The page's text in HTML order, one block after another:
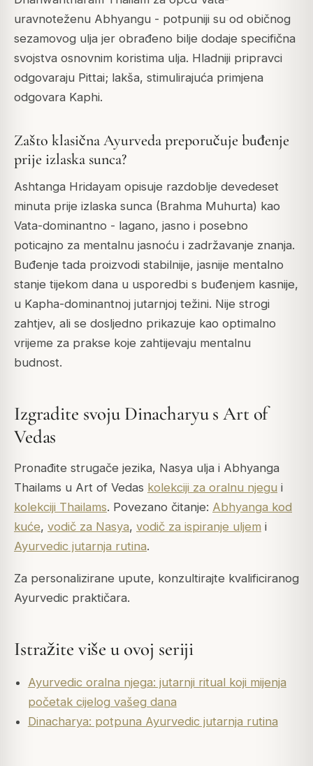
uravnoteženu Abhyangu - potpuniji su od običnog
sezamovog ulja jer obrađeno bilje dodaje specifična
svojstva osnovnim koristima ulja. Hladniji pripravci
odgovaraju Pittai; lakša, stimulirajuća primjena
odgovara Kaphi.
Zašto klasična Ayurveda preporučuje buđenje
prije izlaska sunca?
Ashtanga Hridayam opisuje razdoblje devedeset
minuta prije izlaska sunca (Brahma Muhurta) kao
Vata-dominantno - lagano, jasno i posebno
poticajno za mentalnu jasnoću i zadržavanje znanja.
Buđenje tada proizvodi stabilnije, jasnije mentalno
stanje tijekom dana u usporedbi s buđenjem kasnije,
u Kapha-dominantnoj jutarnjoj težini. Nije strogi
zahtjev, ali se dosljedno prikazuje kao optimalno
vrijeme za prakse koje zahtijevaju mentalnu
budnost.
Izgradite svoju Dinacharyu s Art of
Vedas
Pronađite strugače jezika, Nasya ulja i Abhyanga
Thailams u Art of Vedas kolekciji za oralnu njegu i
kolekciji Thailams. Povezano čitanje: Abhyanga kod
kuće, vodič za Nasya, vodič za ispiranje uljem i
Ayurvedic jutarnja rutina.
Za personalizirane upute, konzultirajte kvalificiranog
Ayurvedic praktičara.
Istražite više u ovoj seriji
Ayurvedic oralna njega: jutarnji ritual koji mijenja
početak cijelog vašeg dana
Dinacharya: potpuna Ayurvedic jutarnja rutina